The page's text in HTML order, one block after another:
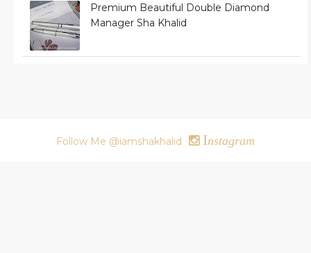
Premium Beautiful Double Diamond
Manager Sha Khalid
Follow Me @iamshakhalid Instagram